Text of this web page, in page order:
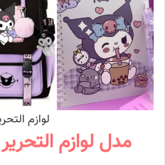
لوازم
مدل لوازم